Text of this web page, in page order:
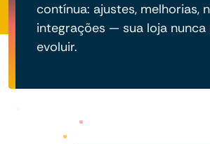
contínua: ajustes, melhorias,
integrações — sua loja nunca
evoluir.